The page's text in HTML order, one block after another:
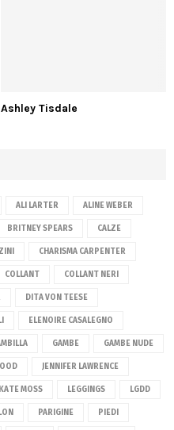
Ashley Tisdale
ALI LARTER ALINE WEBER
BRITNEY SPEARS CALZE
CHARISMA CARPENTER
COLLANT COLLANT NERI
DITA VON TEESE
ELENOIRE CASALEGNO
GAMBE GAMBE NUDE
JENNIFER LAWRENCE
KATE MOSS LEGGINGS LGDD
PARIGINE PIEDI